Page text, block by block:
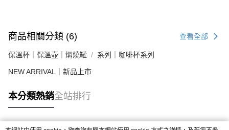
商品相關分類 (6) 查看全部
保溫杯｜保溫壺｜燜燒罐 系列｜咖啡杯系列
NEW ARRIVAL｜新品上市
本分類熱銷全站排行